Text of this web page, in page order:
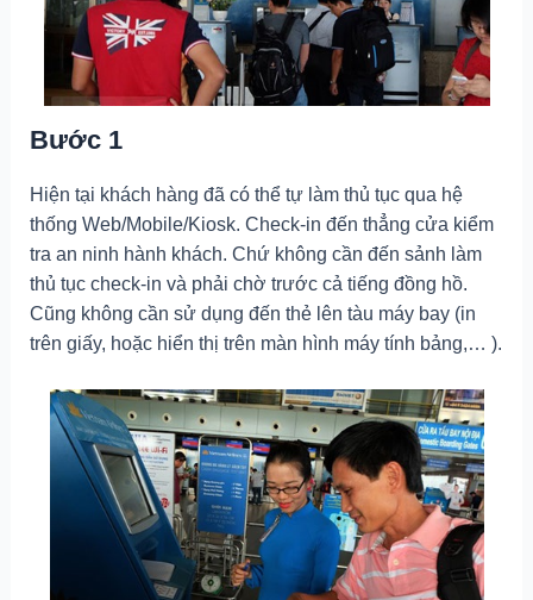
Bước 1
Hiện tại khách hàng đã có thể tự làm thủ tục qua hệ
thống Web/Mobile/Kiosk. Check-in đến thẳng cửa kiểm
tra an ninh hành khách. Chứ không cần đến sảnh làm
thủ tục check-in và phải chờ trước cả tiếng đồng hồ.
Cũng không cần sử dụng đến thẻ lên tàu máy bay (in
trên giấy, hoặc hiển thị trên màn hình máy tính bảng,… ).